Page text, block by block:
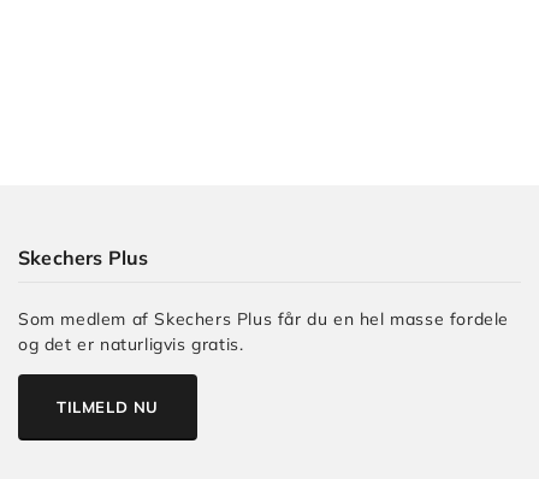
Skechers Plus
Som medlem af Skechers Plus får du en hel masse fordele
og det er naturligvis gratis.
TILMELD NU